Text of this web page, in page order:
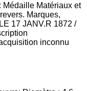
Médaille Matériaux et
Marques,
17 JANV.R 1872 /
inconnu